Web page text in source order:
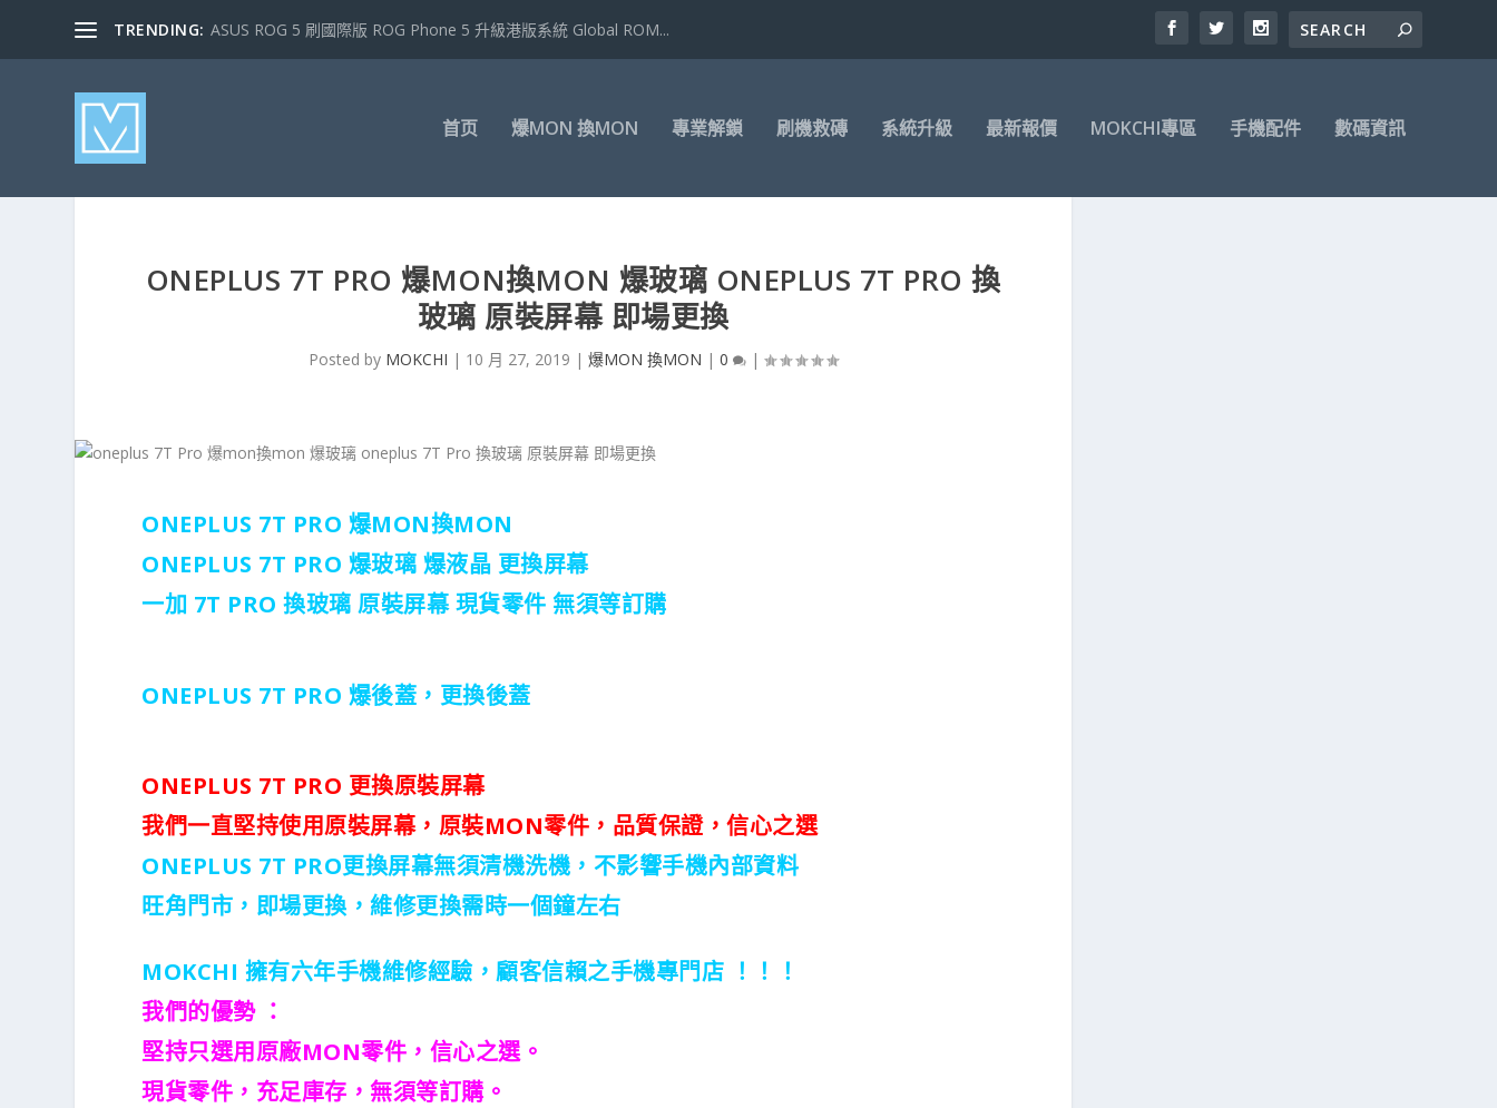
TRENDING: ASUS ROG 5 刷國際版 ROG Phone 5 升級港版系統 Global ROM...
首页 爆MON 換MON 專業解鎖 刷機救磚 系統升級 最新報價 MOKCHI專區 手機配件 數碼資訊
ONEPLUS 7T PRO 爆MON換MON 爆玻璃 ONEPLUS 7T PRO 換
玻璃 原裝屏幕 即場更換
Posted by MOKCHI | 10 月 27, 2019 |爆MON 換MON |0 |
ONEPLUS 7T PRO 爆MON換MON
ONEPLUS 7T PRO 爆玻璃 爆液晶 更換屏幕
一加 7T PRO 換玻璃 原裝屏幕 現貨零件 無須等訂購
ONEPLUS 7T PRO 爆後蓋，更換後蓋
ONEPLUS 7T PRO 更換原裝屏幕
我們一直堅持使用原裝屏幕， 原裝MON零件，品質保證，信心之選
ONEPLUS 7T PRO更換屏幕無須清機洗機，不影響手機內部資料
旺角門市，即場更換，維修更換需時一個鐘左右
MOKCHI 擁有六年手機維修經驗，顧客信賴之手機專門店 ！！！
我們的優勢 ：
堅持只選用原廠MON零件，信心之選。
現貨零件，充足庫存，無須等訂購。